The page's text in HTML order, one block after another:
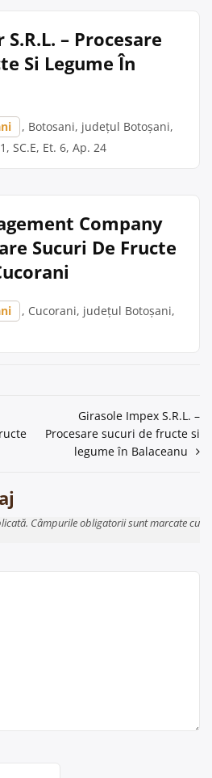
– Procesare
Si Legume În
, Botosani, județul Botoșani,
SC.E, Et. 6, Ap. 24
Company
Sucuri De Fructe
, Cucorani, județul Botoșani,
Girasole Impex S.R.L. –
Procesare sucuri de fructe si
legume în Balaceanu
Câmpurile obligatorii sunt marcate cu